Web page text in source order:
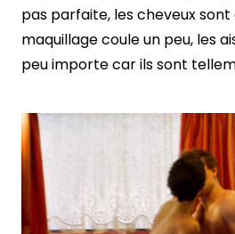
pas parfaite, les cheveux
maquillage coule un peu, les
peu importe car ils sont